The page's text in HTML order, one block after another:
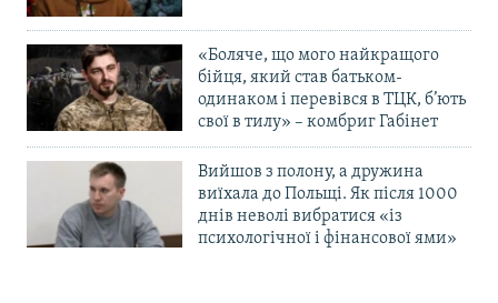
«Боляче, що мого найкращого
бійця, який став батьком-
одинаком і перевівся в ТЦК, б’ють
свої в тилу» – комбриг Габінет
Вийшов з полону, а дружина
виїхала до Польщі. Як після 1000
днів неволі вибратися «із
психологічної і фінансової ями»